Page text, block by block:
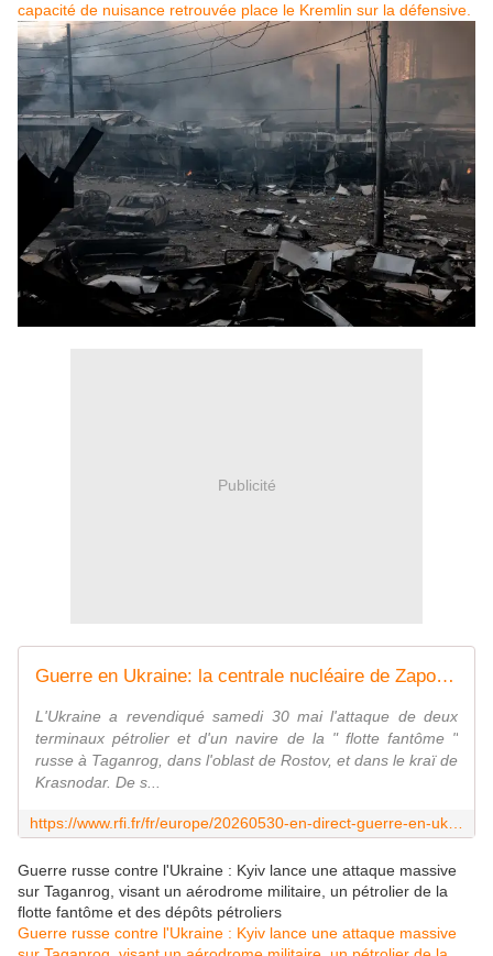
capacité de nuisance retrouvée place le Kremlin sur la défensive.
Publicité
Guerre en Ukraine: la centrale nucléaire de Zaporijia touchée par une frappe de drone, selon l'agence Rosatom
L'Ukraine a revendiqué samedi 30 mai l'attaque de deux
terminaux pétrolier et d'un navire de la " flotte fantôme "
russe à Taganrog, dans l'oblast de Rostov, et dans le kraï de
Krasnodar. De s...
Guerre russe contre l'Ukraine : Kyiv lance une attaque massive
sur Taganrog, visant un aérodrome militaire, un pétrolier de la
flotte fantôme et des dépôts pétroliers
Guerre russe contre l'Ukraine : Kyiv lance une attaque massive